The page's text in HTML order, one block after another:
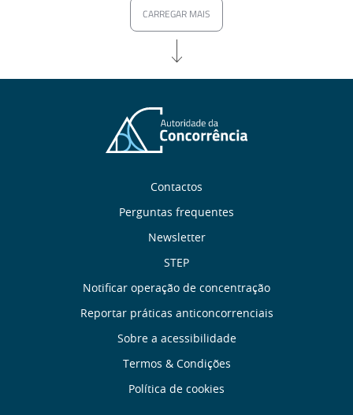
CARREGAR MAIS
Contactos
Perguntas frequentes
Newsletter
STEP
Notificar operação de concentração
Reportar práticas anticoncorrenciais
Sobre a acessibilidade
Termos & Condições
Política de cookies